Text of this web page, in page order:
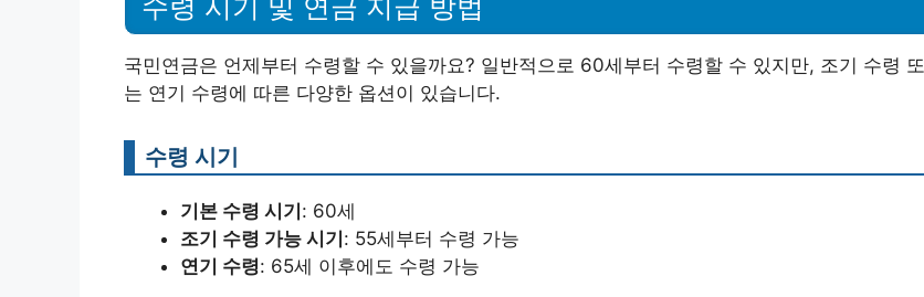
국민연금은 언제부터 수령할 수 있을까요? 일반적으로 60세부터 수령할 수 있지만, 조기 수령 또
는 연기 수령에 따른 다양한 옵션이 있습니다.
수령 시기
기본 수령 시기: 60세
조기 수령 가능 시기: 55세부터 수령 가능
연기 수령: 65세 이후에도 수령 가능